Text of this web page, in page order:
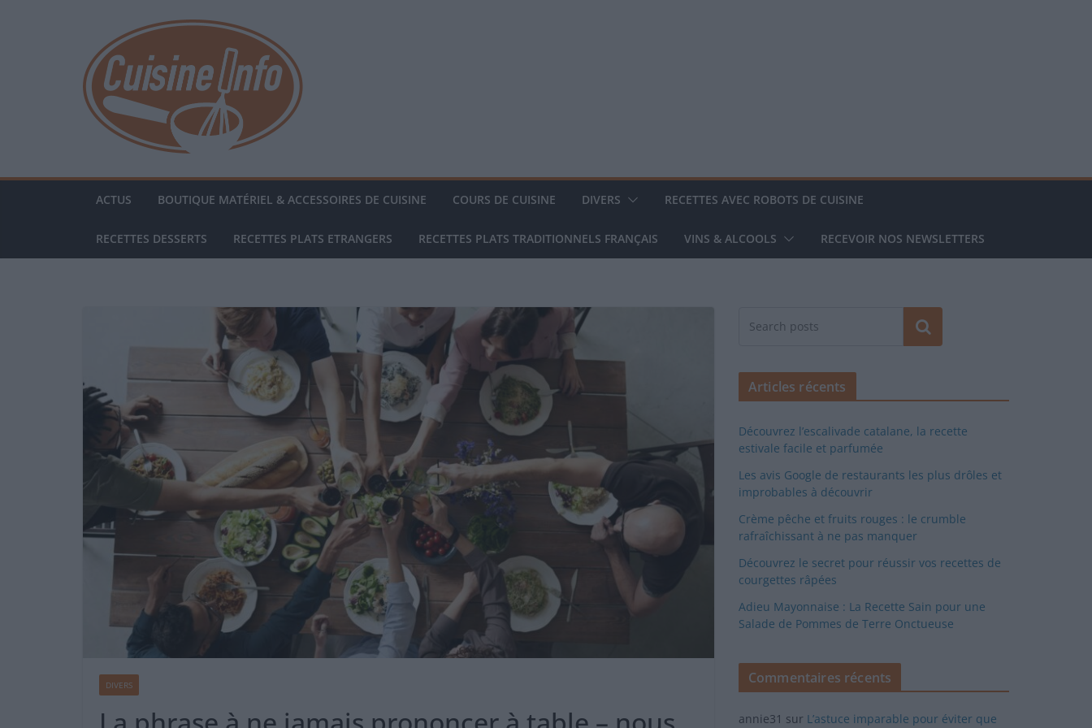
ACTUS BOUTIQUE MATÉRIEL & ACCESSOIRES DE CUISINE COURS DE CUISINE DIVERS RECETTES AVEC ROBOTS DE CUISINE
RECETTES DESSERTS RECETTES PLATS ETRANGERS RECETTES PLATS TRADITIONNELS FRANÇAIS VINS & ALCOOLS RECEVOIR NOS NEWSLETTERS
DIVERS
Rechercher
Articles récents
Découvrez l’escalivade catalane, la recette
estivale facile et parfumée
Les avis Google de restaurants les plus drôles et
improbables à découvrir
Crème pêche et fruits rouges : le crumble
rafraîchissant à ne pas manquer
Découvrez le secret pour réussir vos recettes de
courgettes râpées
Adieu Mayonnaise : La Recette Sain pour une
Salade de Pommes de Terre Onctueuse
Commentaires récents
annie31 sur L’astuce imparable pour éviter que